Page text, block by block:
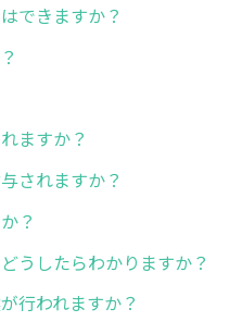
できますか？
ますか？
されますか？
？
うしたらわかりますか？
行われますか？